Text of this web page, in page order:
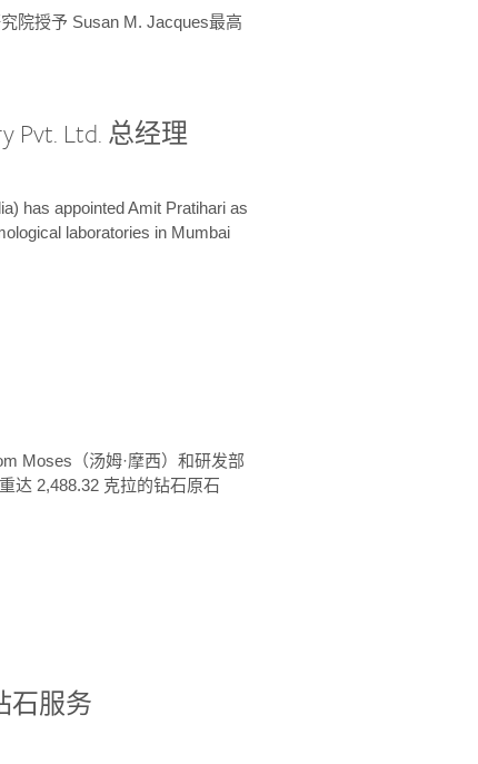
院授予 Susan M. Jacques最高
Pvt. Ltd. 总经理
has appointed Amit Pratihari as
laboratories in Mumbai
Moses（汤姆·摩西）和研发部
达 2,488.32 克拉的钻石原石
石服务